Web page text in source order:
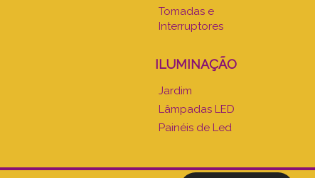
Tomadas e
Interruptores
ILUMINAÇÃO
Jardim
Lâmpadas LED
Painéis de Led